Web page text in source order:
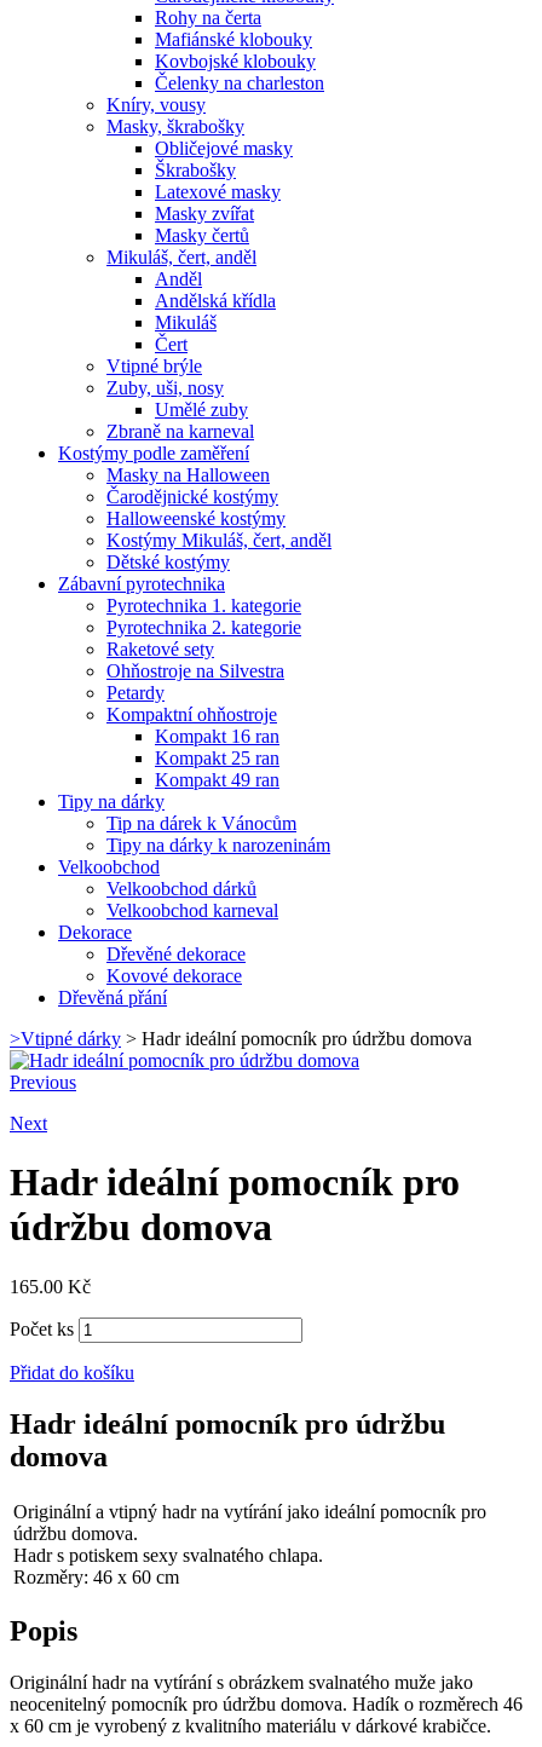
Rohy na čerta
Mafiánské klobouky
Kovbojské klobouky
Čelenky na charleston
Kníry, vousy
Masky, škrabošky
Obličejové masky
Škrabošky
Latexové masky
Masky zvířat
Masky čertů
Mikuláš, čert, anděl
Anděl
Andělská křídla
Mikuláš
Čert
Vtipné brýle
Zuby, uši, nosy
Umělé zuby
Zbraně na karneval
Kostýmy podle zaměření
Masky na Halloween
Čarodějnické kostýmy
Halloweenské kostýmy
Kostýmy Mikuláš, čert, anděl
Dětské kostýmy
Zábavní pyrotechnika
Pyrotechnika 1. kategorie
Pyrotechnika 2. kategorie
Raketové sety
Ohňostroje na Silvestra
Petardy
Kompaktní ohňostroje
Kompakt 16 ran
Kompakt 25 ran
Kompakt 49 ran
Tipy na dárky
Tip na dárek k Vánocům
Tipy na dárky k narozeninám
Velkoobchod
Velkoobchod dárků
Velkoobchod karneval
Dekorace
Dřevěné dekorace
Kovové dekorace
Dřevěná přání
>Vtipné dárky > Hadr ideální pomocník pro údržbu domova
Previous
Next
Hadr ideální pomocník pro
údržbu domova
165.00 Kč
Počet ks
Přidat do košíku
Hadr ideální pomocník pro údržbu
domova
Originální a vtipný hadr na vytírání jako ideální pomocník pro
údržbu domova.
Hadr s potiskem sexy svalnatého chlapa.
Rozměry: 46 x 60 cm
Popis
Originální hadr na vytírání s obrázkem svalnatého muže jako
neocenitelný pomocník pro údržbu domova. Hadík o rozměrech 46
x 60 cm je vyrobený z kvalitního materiálu v dárkové krabičce.